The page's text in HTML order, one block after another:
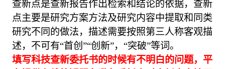
查新点是查新报告作出检索和结论的依据，查新
点主要是研究方案方法及研究内容中提取和同类
研究不同的做法，描述需要按照第三人称客观描
述，不可有“首创”“创新”，“突破”等词。
填写科技查新委托书的时候有不明白的问题，平